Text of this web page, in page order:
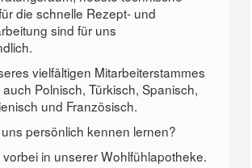
die schnelle Rezept- und
sind für uns
vielfältigen Mitarbeiterstammes
Polnisch, Türkisch, Spanisch,
und Französisch.
persönlich kennen lernen?
in unserer Wohlfühlapotheke.